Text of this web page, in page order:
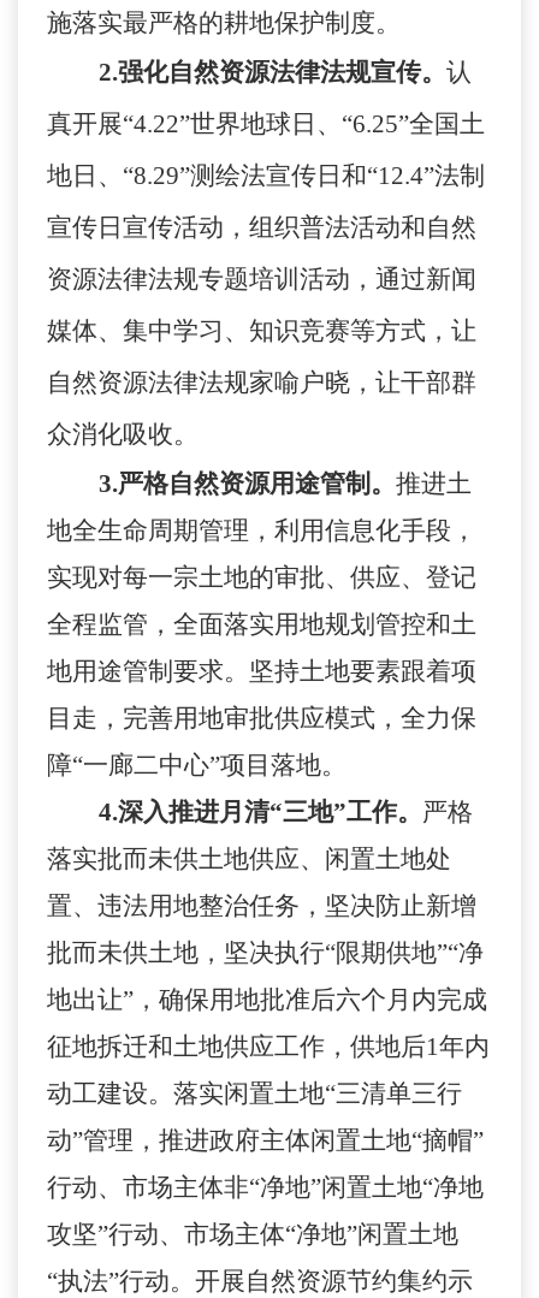
施落实最严格的耕地保护制度。
2.强化自然资源法律法规宣传。 认
真开展“4.22”世界地球日、“6.25”全国土
地日、“8.29”测绘法宣传日和“12.4”法制
宣传日宣传活动，组织普法活动和自然
资源法律法规专题培训活动，通过新闻
媒体、集中学习、知识竞赛等方式，让
自然资源法律法规家喻户晓，让干部群
众消化吸收。
3.严格自然资源用途管制。 推进土
地全生命周期管理，利用信息化手段，
实现对每一宗土地的审批、供应、登记
全程监管，全面落实用地规划管控和土
地用途管制要求。坚持土地要素跟着项
目走，完善用地审批供应模式，全力保
障“一廊二中心”项目落地。
4.深入推进月清“三地”工作。 严格
落实批而未供土地供应、闲置土地处
置、违法用地整治任务，坚决防止新增
批而未供土地，坚决执行“限期供地”“净
地出让”，确保用地批准后六个月内完成
征地拆迁和土地供应工作，供地后1年内
动工建设。落实闲置土地“三清单三行
动”管理，推进政府主体闲置土地“摘帽”
行动、市场主体非“净地”闲置土地“净地
攻坚”行动、市场主体“净地”闲置土地
“执法”行动。开展自然资源节约集约示